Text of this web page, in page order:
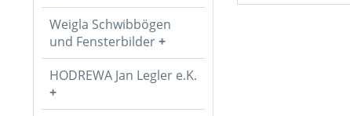
Weigla Schwibbögen
und Fensterbilder
HODREWA Jan Legler e.K.